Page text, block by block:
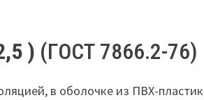
) (ГОСТ 7866.2-76)
в оболочке из ПВХ-